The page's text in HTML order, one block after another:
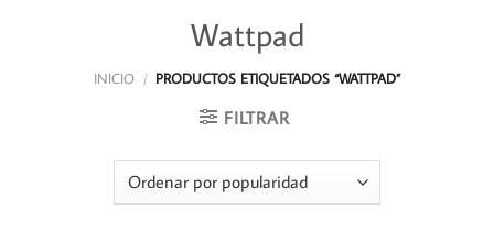
Wattpad
INICIO / PRODUCTOS ETIQUETADOS “WATTPAD”
FILTRAR